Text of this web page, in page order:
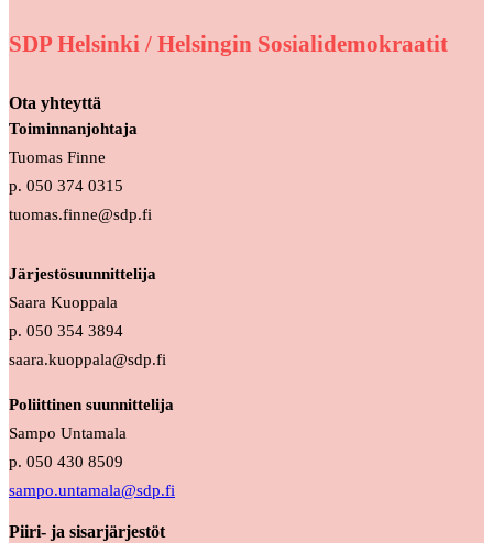
SDP Helsinki / Helsingin Sosialidemokraatit
Ota yhteyttä
Toiminnanjohtaja
Tuomas Finne
p. 050 374 0315
tuomas.finne@sdp.fi
Järjestösuunnittelija
Saara Kuoppala
p. 050 354 3894
saara.kuoppala@sdp.fi
Poliittinen suunnittelija
Sampo Untamala
p. 050 430 8509
sampo.untamala@sdp.fi
Piiri- ja sisarjärjestöt